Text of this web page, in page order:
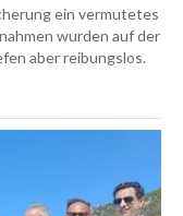
ein vermutetes
wurden auf der
aber reibungslos.